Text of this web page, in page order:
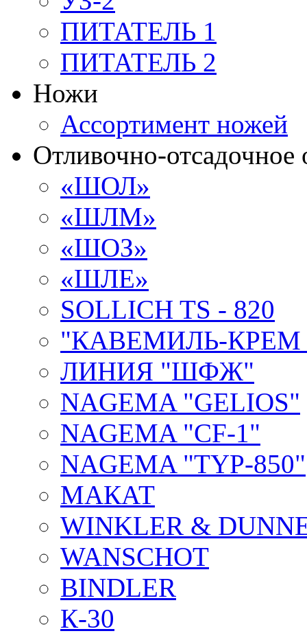
ПИТАТЕЛЬ 1
ПИТАТЕЛЬ 2
Ножи
Ассортимент ножей
Отливочно-отсадочное
«ШОЛ»
«ШЛМ»
«ШОЗ»
«ШЛЕ»
SOLLICH TS - 820
"КАВЕМИЛЬ-КРЕМ
ЛИНИЯ "ШФЖ"
NAGEMA "GELIOS"
NAGEMA "CF-1"
NAGEMA "TYP-850"
МАКАТ
WINKLER &
WANSCHOT
BINDLER
К-30